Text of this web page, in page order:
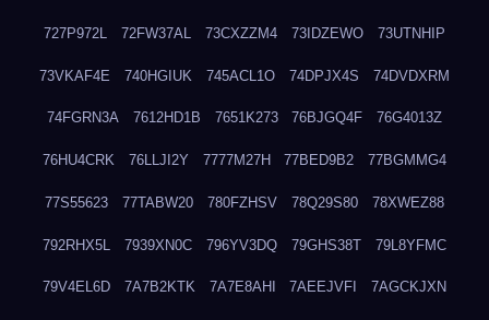
727P972L 72FW37AL 73CXZZM4 73IDZEWO 73UTNHIP
73VKAF4E 740HGIUK 745ACL1O 74DPJX4S 74DVDXRM
74FGRN3A 7612HD1B 7651K273 76BJGQ4F 76G4013Z
76HU4CRK 76LLJI2Y 7777M27H 77BED9B2 77BGMMG4
77S55623 77TABW20 780FZHSV 78Q29S80 78XWEZ88
792RHX5L 7939XN0C 796YV3DQ 79GHS38T 79L8YFMC
79V4EL6D 7A7B2KTK 7A7E8AHI 7AEEJVFI 7AGCKJXN